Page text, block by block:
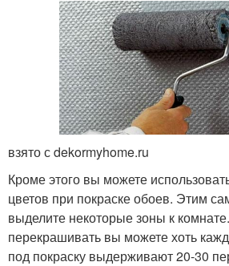
взято с dekormyhome.ru
Кроме этого вы можете
цветов при покраске обоев. Этим
выделите некоторые зоны к
перекрашивать вы можете хоть
под покраску выдерживают 20-30